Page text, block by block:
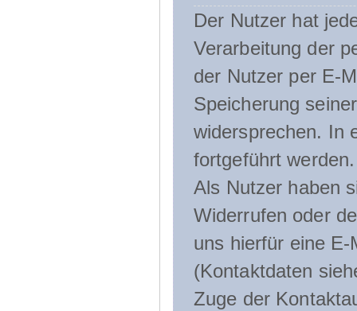
Der Nutzer hat
Verarbeitung der
der Nutzer per E-
Speicherung
widersprechen. In
fortgeführt werden.
Als Nutzer haben
Widerrufen oder
uns hierfür eine
(Kontaktdaten
Zuge der